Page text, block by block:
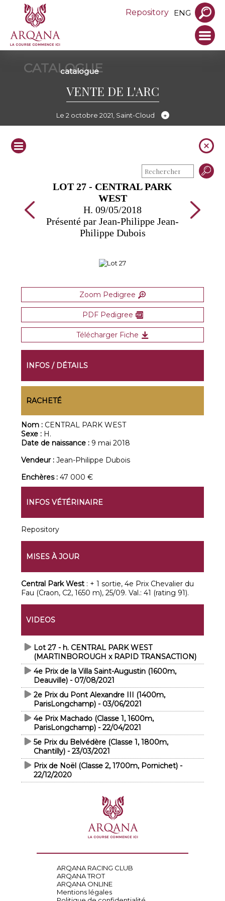
Repository ENG
CATALOGUE
catalogue
VENTE DE L'ARC
Le 2 octobre 2021, Saint-Cloud
LOT 27 - CENTRAL PARK
WEST
H. 09/05/2018
Présenté par Jean-Philippe Jean-
Philippe Dubois
Zoom Pedigree
PDF Pedigree
Télécharger Fiche
INFOS / DÉTAILS
RACHETÉ
Nom : CENTRAL PARK WEST
Sexe : H.
Date de naissance : 9 mai 2018
Vendeur :Jean-Philippe Dubois
Enchères :47 000 €
INFOS VÉTÉRINAIRE
Repository
MISES À JOUR
Central Park West : + 1 sortie, 4e Prix Chevalier du
Fau (Craon, C2, 1650 m), 25/09. Val.: 41 (rating 91).
VIDEOS
Lot 27 - h. CENTRAL PARK WEST
(MARTINBOROUGH x RAPID TRANSACTION)
4e Prix de la Villa Saint-Augustin (1600m,
Deauville) - 07/08/2021
2e Prix du Pont Alexandre III (1400m,
ParisLongchamp) - 03/06/2021
4e Prix Machado (Classe 1, 1600m,
ParisLongchamp) - 22/04/2021
5e Prix du Belvédère (Classe 1, 1800m,
Chantilly) - 23/03/2021
Prix de Noël (Classe 2, 1700m, Pornichet) -
22/12/2020
ARQANA RACING CLUB
ARQANA TROT
ARQANA ONLINE
Mentions légales